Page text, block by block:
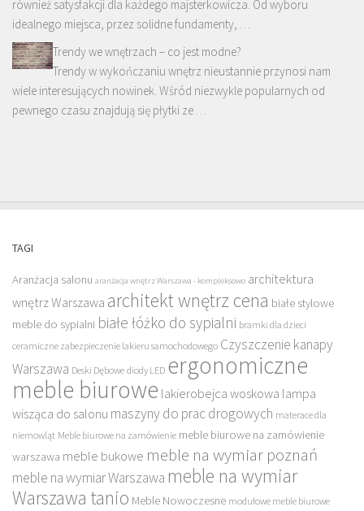
również satysfakcji dla każdego majsterkowicza. Od wyboru
idealnego miejsca, przez solidne fundamenty, …
Trendy we wnętrzach – co jest modne?
Trendy w wykończaniu wnętrz nieustannie przynosi nam
wiele interesujących nowinek. Wśród niezwykle popularnych od
pewnego czasu znajdują się płytki ze …
TAGI
Aranżacja salonu aranżacja wnętrz Warszawa - kompleksowo architektura
wnętrz Warszawa architekt wnętrz cena białe stylowe
meble do sypialni białe łóżko do sypialni bramki dla dzieci
ceramiczne zabezpieczenie lakieru samochodowego Czyszczenie kanapy
Warszawa Deski Dębowe diody LED ergonomiczne
meble biurowe lakierobejca woskowa lampa
wisząca do salonu maszyny do prac drogowych materace dla
niemowląt Meble biurowe na zamówienie meble biurowe na zamówienie
warszawa meble bukowe meble na wymiar poznań
meble na wymiar Warszawa meble na wymiar
Warszawa tanio Meble Nowoczesne modułowe meble biurowe